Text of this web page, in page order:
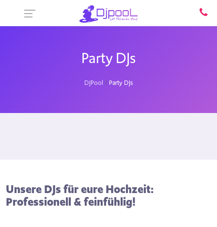
Party DJs
DJPool Party DJs
Unsere DJs für eure Hochzeit:
Professionell & feinfühlig!